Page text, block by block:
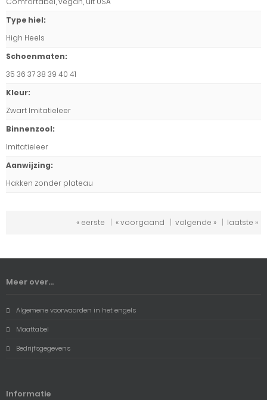
Type hiel:
High Heels
Schoenmaten:
35 36 37 38 39 40 41
Kleur:
Zwart Imitatieleer
Binnenzool:
Imitatieleer
Aanwijzing:
Hakken zonder plateau
« eerste | « voorgaand | volgende » | laatste »
Meer over...
Algemene voorwaarden in het engels
Maattabel
Bedrijfsgegevens
Informatie